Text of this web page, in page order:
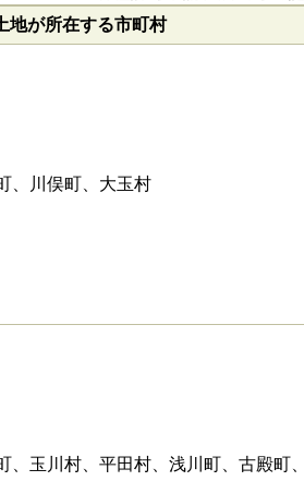
地が所在する市町村
、川俣町、大玉村
、玉川村、平田村、浅川町、古殿町